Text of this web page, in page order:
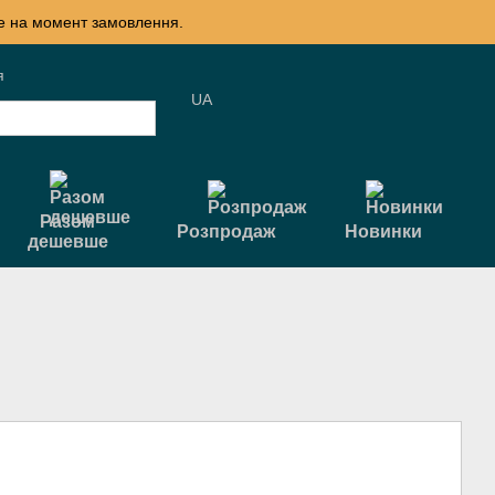
на момент замовлення.
UA
Разом
дешевше
Розпродаж Новинки